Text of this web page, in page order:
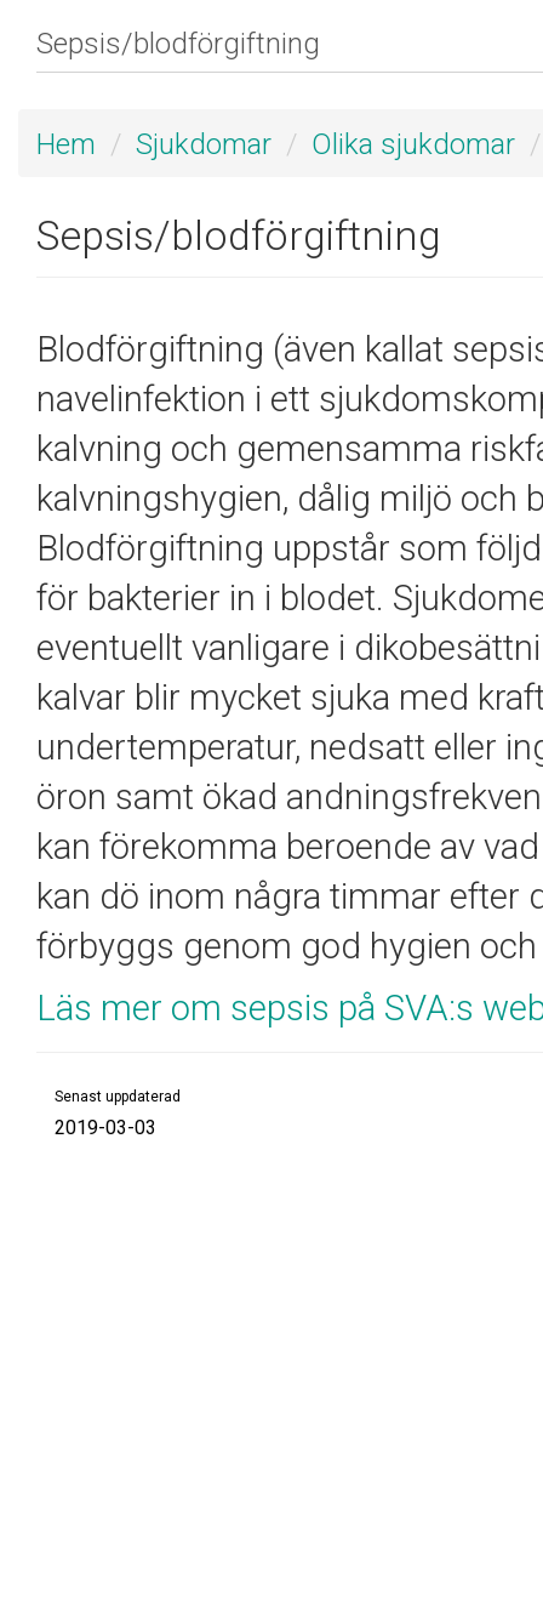
Hem Sjukdomar Olika sjukdomar
Sepsis/blodförgiftning
Blodförgiftning (även kallat
navelinfektion i ett
kalvning och gemensamma
kalvningshygien, dålig miljö och
Blodförgiftning uppstår som
för bakterier in i blodet.
eventuellt vanligare i
kalvar blir mycket sjuka med
undertemperatur, nedsatt eller
öron samt ökad
kan förekomma beroende av
kan dö inom några timmar efter
förbyggs genom god hygien
Läs mer om sepsis på SVA:s
Senast uppdaterad
2019-03-03